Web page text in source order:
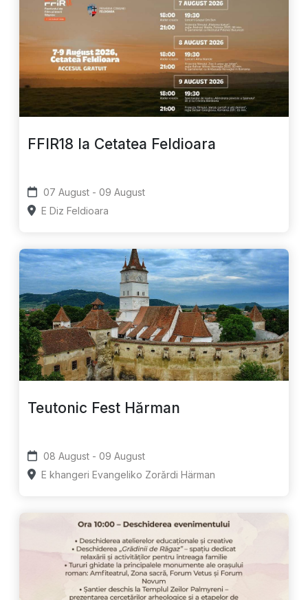
FFIR18 la Cetatea Feldioara
07 August - 09 August
E Diz Feldioara
Teutonic Fest Hărman
08 August - 09 August
E khangeri Evangeliko Zorǎrdi Härman